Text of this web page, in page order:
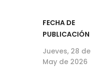
FECHA DE
PUBLICACIÓN
Jueves, 28 de
May de 2026